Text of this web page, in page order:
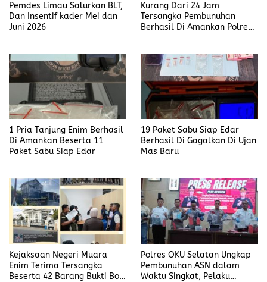
Pemdes Limau Salurkan BLT,
Dan Insentif kader Mei dan
Juni 2026
Kurang Dari 24 Jam
Tersangka Pembunuhan
Berhasil Di Amankan Polres
1 Pria Tanjung Enim Berhasil
Di Amankan Beserta 11
Paket Sabu Siap Edar
19 Paket Sabu Siap Edar
Berhasil Di Gagalkan Di Ujan
Mas Baru
Kejaksaan Negeri Muara
Enim Terima Tersangka
Beserta 42 Barang Bukti Bobi
Polres OKU Selatan Ungkap
Pembunuhan ASN dalam
Waktu Singkat, Pelaku